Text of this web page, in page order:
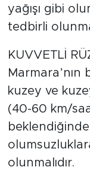
yağışı gibi
tedbirli
KUVVETLİ
Marmara’nın
kuzey ve
(40-60 km/
olunmalıdır.